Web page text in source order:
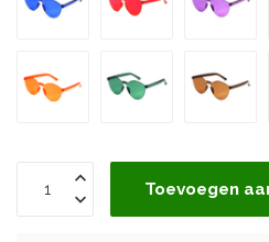
Toevoegen